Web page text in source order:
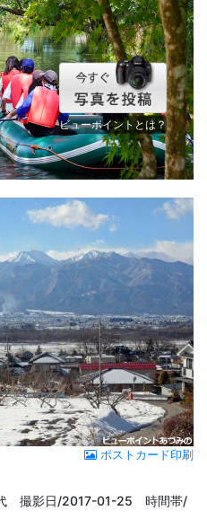
ビューポイントとは？
ポストカード印刷
撮影日/2017-01-25 時間帯/